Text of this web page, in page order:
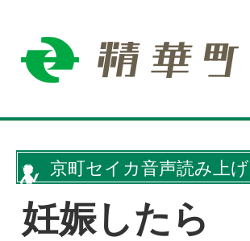
京町セイカ音声読み上げ
妊娠したら